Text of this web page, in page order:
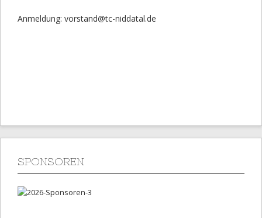
Anmeldung: vorstand@tc-niddatal.de
SPONSOREN